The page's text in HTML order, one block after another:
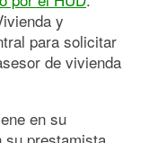
y
para solicitar
de vivienda
en su